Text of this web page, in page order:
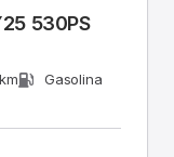
530PS
Gasolina